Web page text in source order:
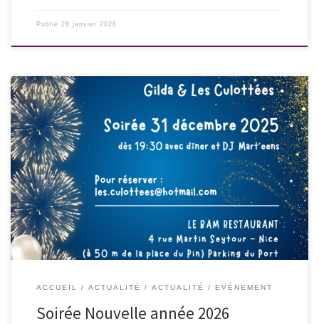
Publié 28 janvier 2026
Rendez-vous au BAM – 4 rue Martin Seytour à NICE
ACCUEIL ACTUALITÉ ACTUALITÉ EVÉNEMENT
Soirée Nouvelle année 2026